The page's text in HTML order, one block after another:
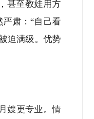
甚至教娃用方
严肃：“自己看
迫满级。优势
嫂更专业。情